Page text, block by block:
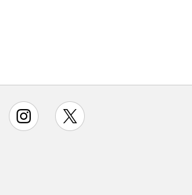
instagram